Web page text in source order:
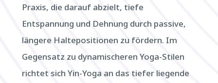
Praxis, die darauf abzielt, tiefe
Entspannung und Dehnung durch passive,
längere Haltepositionen zu fördern. Im
Gegensatz zu dynamischeren Yoga-Stilen
richtet sich Yin-Yoga an das tiefer liegende